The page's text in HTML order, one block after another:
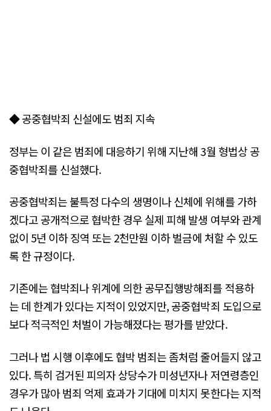
◆ 공중협박죄 신설에도 범죄 지속
정부는 이 같은 범죄에 대응하기 위해 지난해 3월 형법상 공
중협박죄를 신설했다.
공중협박죄는 불특정 다수의 생명이나 신체에 위해를 가하
겠다고 공개적으로 협박한 경우 실제 피해 발생 여부와 관계
없이 5년 이하 징역 또는 2천만원 이하 벌금에 처할 수 있도
록 한 규정이다.
기존에는 협박죄나 위계에 의한 공무집행방해죄를 적용하
는 데 한계가 있다는 지적이 있었지만, 공중협박죄 도입으로
보다 적극적인 처벌이 가능해졌다는 평가를 받았다.
그러나 법 시행 이후에도 협박 범죄는 좀처럼 줄어들지 않고
있다. 특히 검거된 피의자 상당수가 미성년자나 저연령층인
경우가 많아 범죄 억제 효과가 기대에 미치지 못한다는 지적